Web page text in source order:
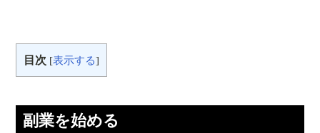
目次 [表示する]
副業を始める